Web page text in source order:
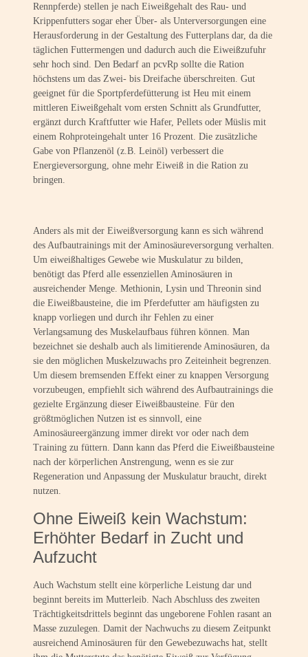
Rennpferde) stellen je nach Eiweißgehalt des Rau- und
Krippenfutters sogar eher Über- als Unterversorgungen eine
Herausforderung in der Gestaltung des Futterplans dar, da die
täglichen Futtermengen und dadurch auch die Eiweißzufuhr
sehr hoch sind. Den Bedarf an pcvRp sollte die Ration
höchstens um das Zwei- bis Dreifache überschreiten. Gut
geeignet für die Sportpferdefütterung ist Heu mit einem
mittleren Eiweißgehalt vom ersten Schnitt als Grundfutter,
ergänzt durch Kraftfutter wie Hafer, Pellets oder Müslis mit
einem Rohproteingehalt unter 16 Prozent. Die zusätzliche
Gabe von Pflanzenöl (z.B. Leinöl) verbessert die
Energieversorgung, ohne mehr Eiweiß in die Ration zu
bringen.
Anders als mit der Eiweißversorgung kann es sich während
des Aufbautrainings mit der Aminosäureversorgung verhalten.
Um eiweißhaltiges Gewebe wie Muskulatur zu bilden,
benötigt das Pferd alle essenziellen Aminosäuren in
ausreichender Menge. Methionin, Lysin und Threonin sind
die Eiweißbausteine, die im Pferdefutter am häufigsten zu
knapp vorliegen und durch ihr Fehlen zu einer
Verlangsamung des Muskelaufbaus führen können. Man
bezeichnet sie deshalb auch als limitierende Aminosäuren, da
sie den möglichen Muskelzuwachs pro Zeiteinheit begrenzen.
Um diesem bremsenden Effekt einer zu knappen Versorgung
vorzubeugen, empfiehlt sich während des Aufbautrainings die
gezielte Ergänzung dieser Eiweißbausteine. Für den
größtmöglichen Nutzen ist es sinnvoll, eine
Aminosäureergänzung immer direkt vor oder nach dem
Training zu füttern. Dann kann das Pferd die Eiweißbausteine
nach der körperlichen Anstrengung, wenn es sie zur
Regeneration und Anpassung der Muskulatur braucht, direkt
nutzen.
Ohne Eiweiß kein Wachstum:
Erhöhter Bedarf in Zucht und
Aufzucht
Auch Wachstum stellt eine körperliche Leistung dar und
beginnt bereits im Mutterleib. Nach Abschluss des zweiten
Trächtigkeitsdrittels beginnt das ungeborene Fohlen rasant an
Masse zuzulegen. Damit der Nachwuchs zu diesem Zeitpunkt
ausreichend Aminosäuren für den Gewebezuwachs hat, stellt